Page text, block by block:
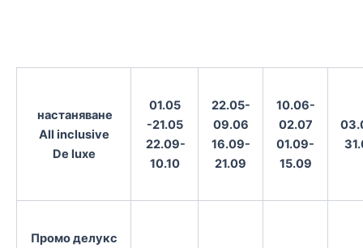
настаняване
All inclusive
De luxe
01.05
-21.05
22.09-
10.10
22.05-
09.06
16.09-
21.09
10.06-
02.07
01.09-
15.09
Промо делукс